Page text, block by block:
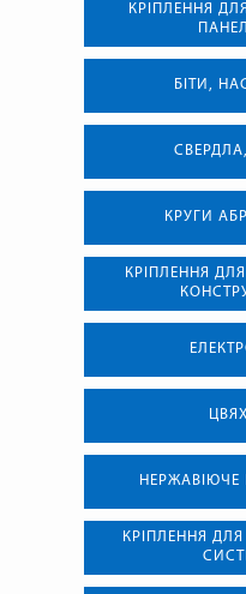
КРІПЛЕННЯ
БІТИ,
КРУГИ
КРІПЛЕННЯ
НЕРЖАВІЮЧЕ
КРІПЛЕННЯ